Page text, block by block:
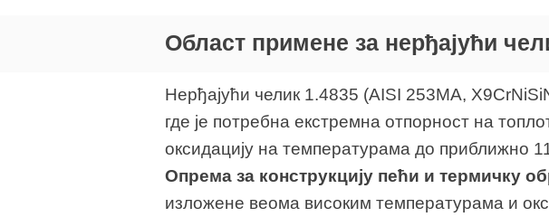
Област примене за нерђајући
Нерђајући челик 1.4835 (AISI 253MA,
где је потребна екстремна отпорност на
оксидацију на температурама до приближно
Опрема за конструкцију пећи и термичку
изложене веома високим температурама и